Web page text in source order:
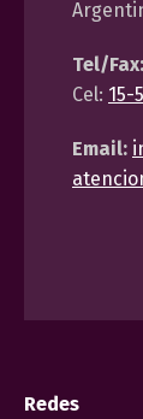
Tel/Fax:
Cel: 15-
Email:
Redes